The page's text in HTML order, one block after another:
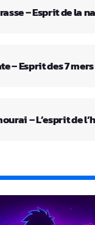
– Esprit de la
– Esprit des 7 mers
– L’esprit de